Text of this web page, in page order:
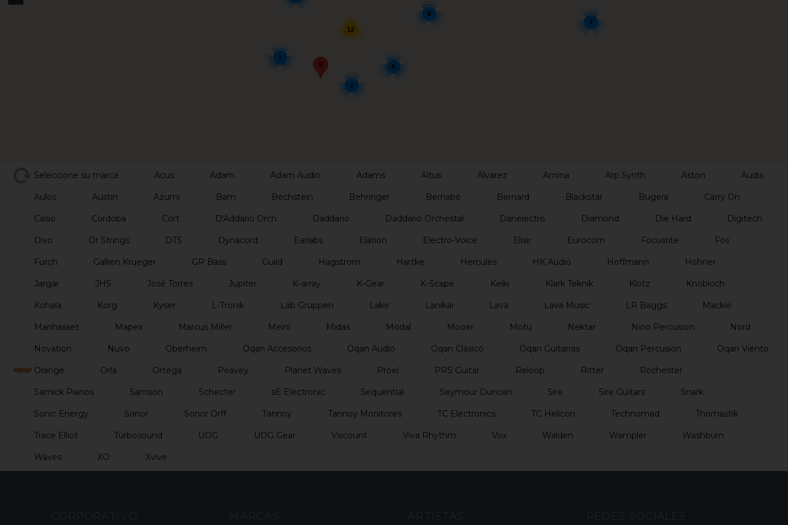
3
12
8
2
6
2
Seleccione su marca Acus Adam Adam Audio Adams Altus Alvarez Amina Arp Synth Aston Audix
Aulos Austin Azumi Bam Bechstein Behringer Bernabé Bernard Blackstar Bugera Carry On
Casio Cordoba Cort D'Addario Orch Daddario Daddario Orchestal Danelectro Diamond Die Hard Digitech
Divo Dr Strings DTS Dynacord Earlabs Elation Electro-Voice Elixir Eurocom Focusrite Fos
Furch Gallien Krueger GR Bass Guild Hagstrom Hartke Hercules HK Audio Hoffmann Hohner
Jargar JHS José Torres Jupiter K-array K-Gear K-Scape Keiki Klark Teknik Klotz Knobloch
Kohala Korg Kyser L-Tronik Lab Gruppen Lake Lanikai Lava Lava Music LR Baggs Mackie
Manhasset Mapex Marcus Miller Meinl Midas Modal Mooer Motu Nektar Nino Percusion Nord
Novation Nuvo Oberheim Oqan Accesorios Oqan Audio Oqan Clásico Oqan Guitarras Oqan Percusión Oqan Viento
Orange Orla Ortega Peavey Planet Waves Proel PRS Guitar Reloop Ritter Rochester
Samick Pianos Samson Schecter sE Electronic Sequential Seymour Duncan Sire Sire Guitars Snark
Sonic Energy Sonor Sonor Orff Tannoy Tannoy Monitores TC Electronics TC Helicon Technomad Thomastik
Trace Elliot Turbosound UDG UDG Gear Viscount Viva Rhythm Vox Walden Wampler Washburn
Waves XO Xvive